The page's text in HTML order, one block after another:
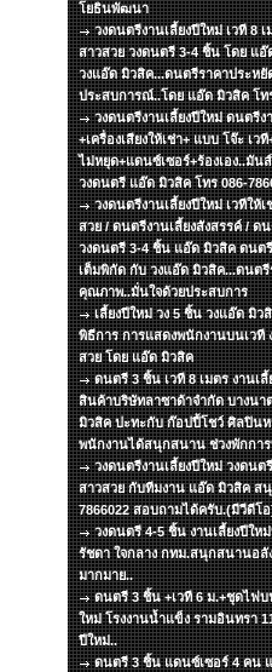
โยธินพัฒนา
วงดนตรีงานเลี้ยงปีใหม่ เวที 8
สาวสวย วงดนตรี 3-4 ชิ้น โดย แ
วงแอ๊ด มิวสิค...ดนตรีราคาประห
ประสบการณ์..โดย แอ๊ด มิวสิค โท
วงดนตรีงานเลี้ยงปีใหม่ ดนตรี
+เครื่องเสียงให้เช่า+ แบบ โจ๊ะ เ
ไม่หยุด+แดนซ์เซอร์+ร้องเอง..มัน
วงดนตรี แอ๊ด มิวสิค โทร 086-
วงดนตรีงานเลี้ยงปีใหม่ เวทีให้
สวย / ดนตรีงานเลี้ยงสังสรรค์ / ด
วงดนตรี 3-4 ชิ้น แอ๊ด มิวสิค ดนต
เต็มพิกัด กับ วงแอ๊ด มิวสิค...ดนตรี
คุณภาพ..มั่นใจด้วยประสบการ
เลี้ยงปีใหม่ วง 5 ชิ้น วงแอ๊ด มิ
พิธีการ การแสดงพนักงานบนเวที
สวย โดย แอ๊ด มิวสิค
ดนตรี 3 ชิ้น เวที 8 เมตร งานเ
สินค้าบริษัทลาซาด้าจำกัด บางนา
มิวสิค ปะทะกับ ก๊อปปี้โชว์ ศิลปินห
พนักงานได้สนุกสนาน ช่วงพักกา
วงดนตรีงานเลี้ยงปีใหม่ วงดน
สาวสวย กับทีมงาน แอ๊ด มิวสิค ส
7866022 สอบถามได้ครับ.(มีวีดีโ
วงดนตรี 4-5 ชิ้น งานเลี้ยงปีใ
รัชดา ใจกลาง กทม.สนุกสนานอลั
มากมาย..
ดนตรี 3 ชิ้น +เวที 6 ม.+ชุดไฟบ
ใหม่ โรงงานน้ำแข็ง รามอินทรา
ปีใหม่..
ดนตรี 3 ชิ้น แดนซ์เซอร์ 4 คน